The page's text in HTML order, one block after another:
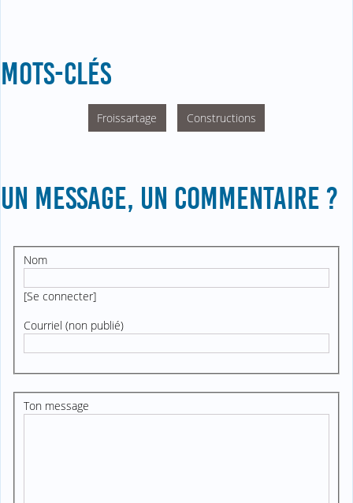
MOTS-CLÉS
Froissartage Constructions
UN MESSAGE, UN COMMENTAIRE ?
Nom
[Se connecter]
Courriel (non publié)
Ton message